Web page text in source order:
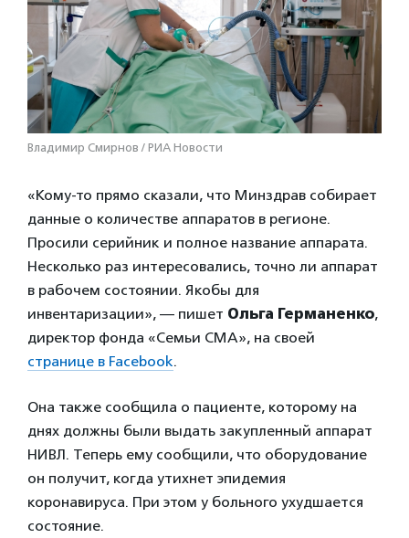
Владимир Смирнов / РИА Новости
«Кому-то прямо сказали, что Минздрав собирает
данные о количестве аппаратов в регионе.
Просили серийник и полное название аппарата.
Несколько раз интересовались, точно ли аппарат
в рабочем состоянии. Якобы для
инвентаризации», — пишет Ольга Германенко,
директор фонда «Семьи СМА», на своей
странице в Facebook.
Она также сообщила о пациенте, которому на
днях должны были выдать закупленный аппарат
НИВЛ. Теперь ему сообщили, что оборудование
он получит, когда утихнет эпидемия
коронавируса. При этом у больного ухудшается
состояние.